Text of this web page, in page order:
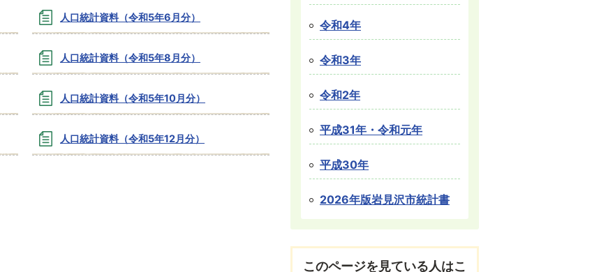
人口統計資料（令和5年6月分）
人口統計資料（令和5年8月分）
人口統計資料（令和5年10月分）
人口統計資料（令和5年12月分）
令和4年
令和3年
令和2年
平成31年・令和元年
平成30年
2026年版岩見沢市統計書
このページを見ている人はこ